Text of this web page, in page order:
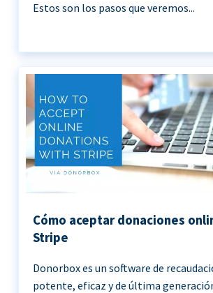
Estos son los pasos que veremos...
Cómo aceptar donaciones
Stripe
Donorbox es un software de
potente, eficaz y de última